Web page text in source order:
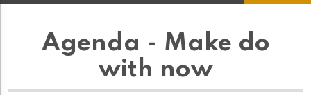
Agenda - Make do
with now